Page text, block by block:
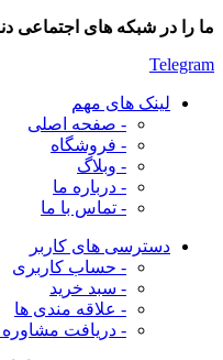
ما را در شبکه های اجتماعی
Telegram
لینک های مهم
- صفحه اصلی
- فروشگاه
- وبلاگ
- درباره ما
- تماس با ما
دسترسی های کاربر
- حساب کاربری
- سبد خرید
- علاقه مندی ها
- دریافت مشاوره